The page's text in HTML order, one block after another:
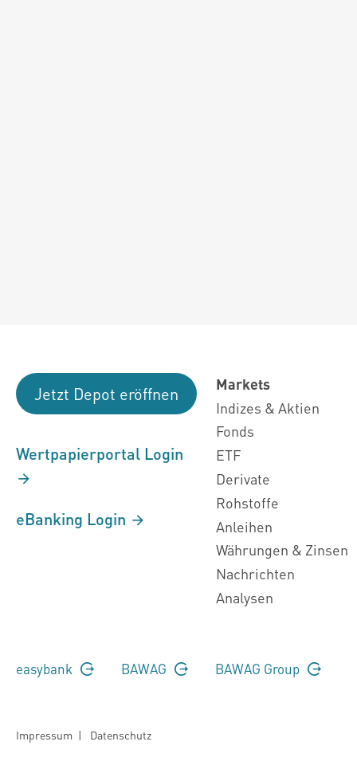
Jetzt Depot eröffnen
Wertpapierportal Login
eBanking Login
Markets
Indizes & Aktien
Fonds
ETF
Derivate
Rohstoffe
Anleihen
Währungen & Zinsen
Nachrichten
Analysen
easybank BAWAG BAWAG Group
Impressum | Datenschutz